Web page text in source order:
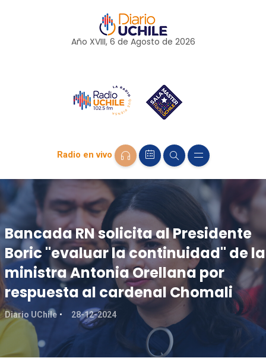
Año XVIII, 6 de Agosto de 2026
Radio en vivo
Bancada RN solicita al Presidente
Boric "evaluar la continuidad" de la
ministra Antonia Orellana por
respuesta al cardenal Chomali
Diario UChile 28-12-2024